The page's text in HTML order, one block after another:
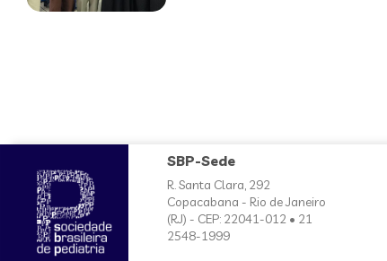
SBP-Sede
R. Santa Clara, 292
Copacabana - Rio de Janeiro
(RJ) - CEP: 22041-012 • 21
2548-1999